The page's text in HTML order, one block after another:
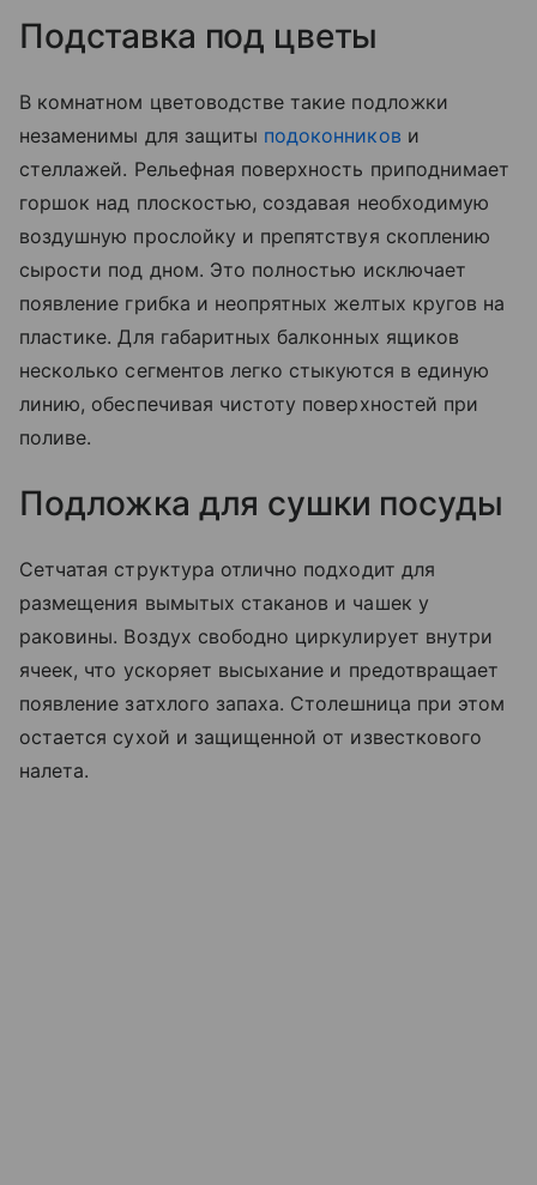
Подставка под цветы
В комнатном цветоводстве такие подложки
незаменимы для защиты подоконников и
стеллажей. Рельефная поверхность приподнимает
горшок над плоскостью, создавая необходимую
воздушную прослойку и препятствуя скоплению
сырости под дном. Это полностью исключает
появление грибка и неопрятных желтых кругов на
пластике. Для габаритных балконных ящиков
несколько сегментов легко стыкуются в единую
линию, обеспечивая чистоту поверхностей при
поливе.
Подложка для сушки посуды
Сетчатая структура отлично подходит для
размещения вымытых стаканов и чашек у
раковины. Воздух свободно циркулирует внутри
ячеек, что ускоряет высыхание и предотвращает
появление затхлого запаха. Столешница при этом
остается сухой и защищенной от известкового
налета.